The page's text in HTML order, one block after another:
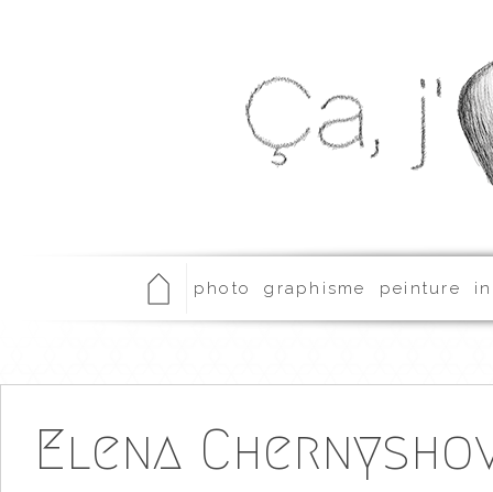
photo graphisme peinture
Elena